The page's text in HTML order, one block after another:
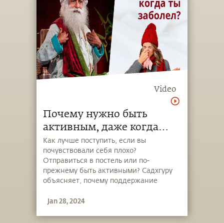
Video
Почему нужно быть
активным, даже когда
вам плохо?
Как лучше поступить, если вы
почувствовали себя плохо?
Отправиться в постель или по-
прежнему быть активными? Садхгуру
объясняет, почему поддержание
здоровья.
Jan 28, 2024